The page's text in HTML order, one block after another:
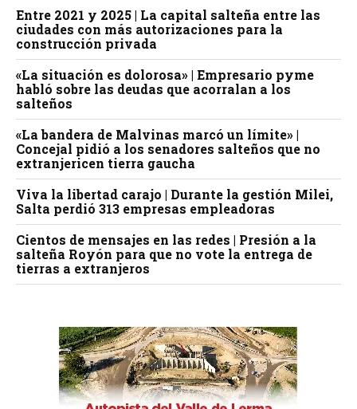
Entre 2021 y 2025 | La capital salteña entre las
ciudades con más autorizaciones para la
construcción privada
«La situación es dolorosa» | Empresario pyme
habló sobre las deudas que acorralan a los
salteños
«La bandera de Malvinas marcó un límite» |
Concejal pidió a los senadores salteños que no
extranjericen tierra gaucha
Viva la libertad carajo | Durante la gestión Milei,
Salta perdió 313 empresas empleadoras
Cientos de mensajes en las redes | Presión a la
salteña Royón para que no vote la entrega de
tierras a extranjeros